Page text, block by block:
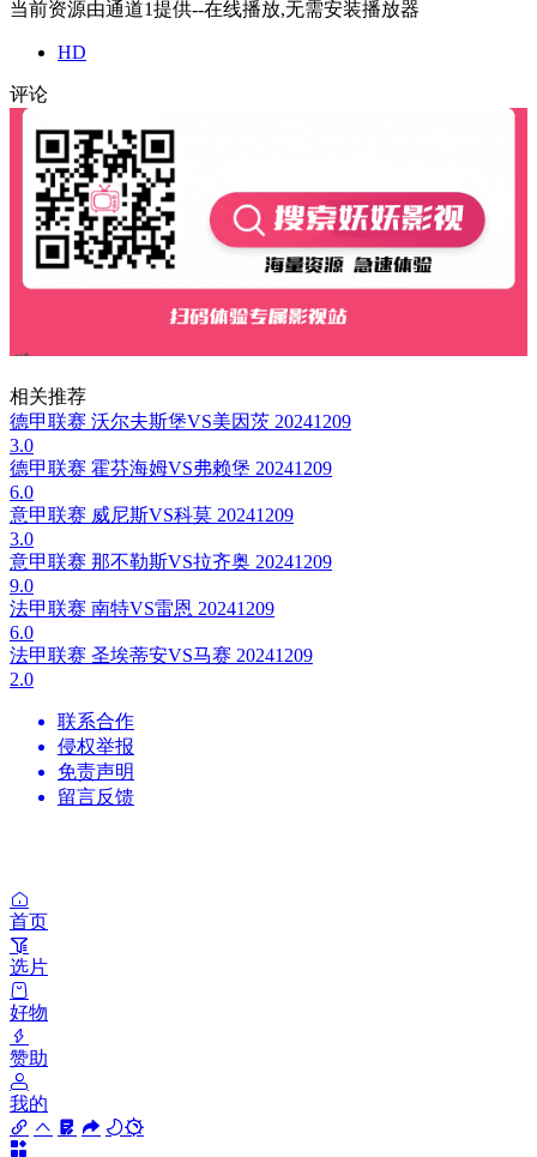
当前资源由通道1提供--在线播放,无需安装播放器
HD
评论
相关推荐
德甲联赛 沃尔夫斯堡VS美因茨 20241209
3.0
德甲联赛 霍芬海姆VS弗赖堡 20241209
6.0
意甲联赛 威尼斯VS科莫 20241209
3.0
意甲联赛 那不勒斯VS拉齐奥 20241209
9.0
法甲联赛 南特VS雷恩 20241209
6.0
法甲联赛 圣埃蒂安VS马赛 20241209
2.0
联系合作
侵权举报
免责声明
留言反馈
首页
选片
好物
赞助
我的